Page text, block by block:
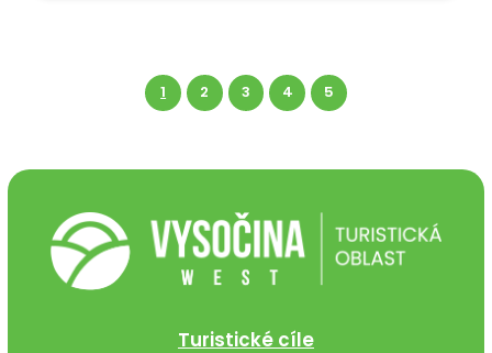
1 2 3 4 5
Turistické cíle